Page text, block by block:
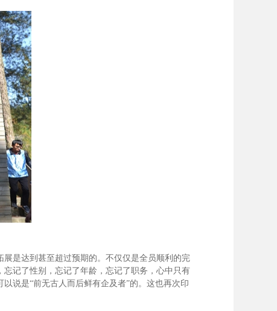
是达到甚至超过预期的。不仅仅是全员顺利的完
记了性别，忘记了年龄，忘记了职务，心中只有
说是“前无古人而后鲜有企及者”的。这也再次印